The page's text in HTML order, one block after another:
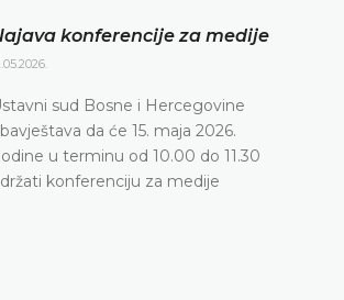
konferencije za medije
sud Bosne i Hercegovine
da će 15. maja 2026.
u terminu od 10.00 do 11.30
konferenciju za medije